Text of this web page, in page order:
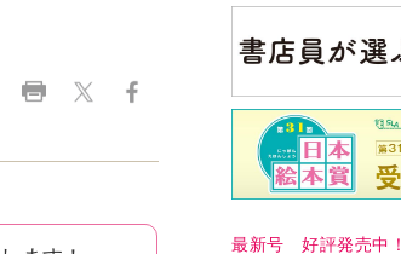
最新号 好評発売中！